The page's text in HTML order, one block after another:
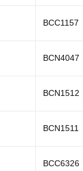
BCC1157
BCN4047
BCN1512
BCN1511
BCC6326